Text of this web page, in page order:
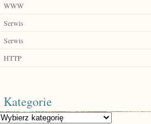
WWW
Serwis
Serwis
HTTP
Kategorie
Kategorie